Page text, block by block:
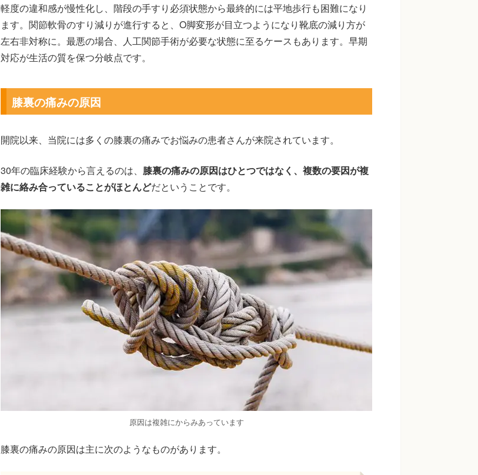
軽度の違和感が慢性化し、階段の手すり必須状態から最終的には平地歩行も困難になり
ます。関節軟骨のすり減りが進行すると、O脚変形が目立つようになり靴底の減り方が
左右非対称に。最悪の場合、人工関節手術が必要な状態に至るケースもあります。早期
対応が生活の質を保つ分岐点です。
膝裏の痛みの原因
開院以来、当院には多くの膝裏の痛みでお悩みの患者さんが来院されています。
30年の臨床経験から言えるのは、 膝裏の痛みの原因はひとつではなく、複数の要因が複
雑に絡み合っていることがほとんどだということです。
原因は複雑にからみあっています
膝裏の痛みの原因は主に次のようなものがあります。